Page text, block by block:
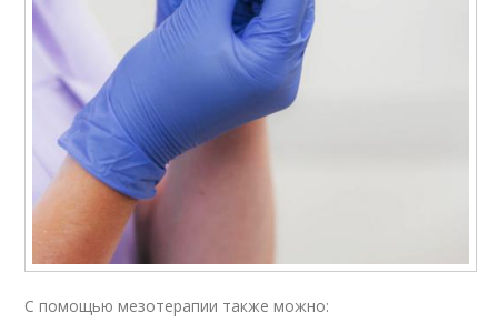
С помощью мезотерапии также можно: